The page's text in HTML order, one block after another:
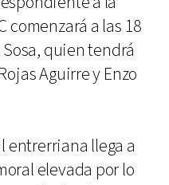
comenzará a las 18
quien tendrá
Aguirre y Enzo
entrerriana llega a
elevada por lo